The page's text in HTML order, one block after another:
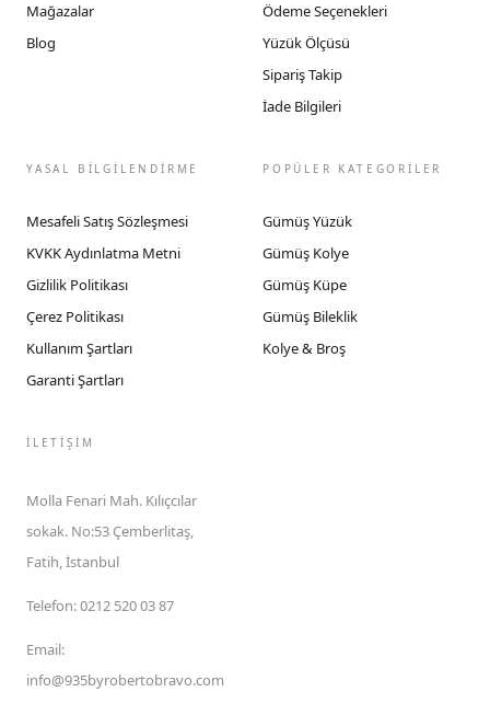
Mağazalar
Blog
Ödeme Seçenekleri
Yüzük Ölçüsü
Sipariş Takip
İade Bilgileri
YASAL BİLGİLENDİRME
Mesafeli Satış Sözleşmesi
KVKK Aydınlatma Metni
Gizlilik Politikası
Çerez Politikası
Kullanım Şartları
Garanti Şartları
POPÜLER KATEGORİLER
Gümüş Yüzük
Gümüş Kolye
Gümüş Küpe
Gümüş Bileklik
Kolye & Broş
İLETIŞIM
Molla Fenari Mah. Kılıçcılar
sokak. No:53 Çemberlitaş,
Fatih, İstanbul
Telefon:0212 520 03 87
Email:
info@935byrobertobravo.com